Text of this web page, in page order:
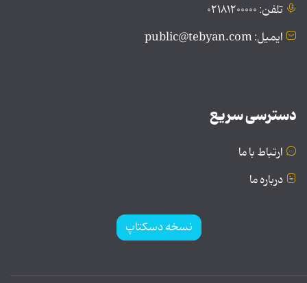
تلفن: ۰۲۱۸۱۲۰۰۰۰۰
ایمیل: public@tebyan.com
دسترسی سریع
ارتباط با ما
درباره ما
نسخه دسکتاپ